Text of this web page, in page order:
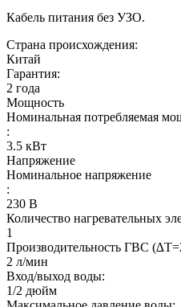
Кабель питания без УЗО.
Страна происхождения:
Китай
Гарантия:
2 года
Мощность
Номинальная потребляемая
:
3.5 кВт
Напряжение
Номинальное напряжение
:
230 В
Количество нагревательных
1
Производительность ГВС
2 л/мин
Вход/выход воды:
1/2 дюйм